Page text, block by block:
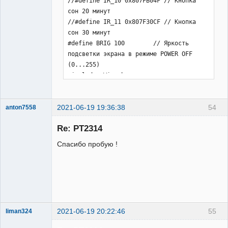
54
anton7558 2021-06-19 19:36:38
Re: PT2314
Спасибо пробую !
55
liman324 2021-06-19 20:22:46